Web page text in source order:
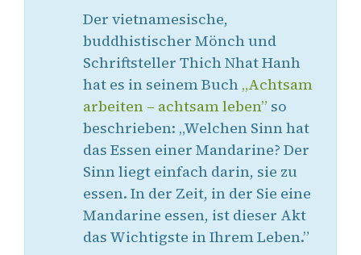
Der vietnamesische,
buddhistischer Mönch und
Schriftsteller Thich Nhat Hanh
hat es in seinem Buch „Achtsam
arbeiten – achtsam leben” so
beschrieben: „Welchen Sinn hat
das Essen einer Mandarine? Der
Sinn liegt einfach darin, sie zu
essen. In der Zeit, in der Sie eine
Mandarine essen, ist dieser Akt
das Wichtigste in Ihrem Leben.”